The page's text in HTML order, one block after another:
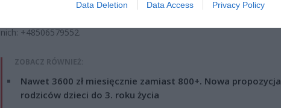
Data Deletion Data Access Privacy Policy
jest „konieczność” potwierdzenia danych). Oczywiście takie SMS-y
nich: +48506579552.
ZOBACZ RÓWNIEŻ:
Nawet 3600 zł miesięcznie zamiast 800+. Nowa
rodziców dzieci do 3. roku życia